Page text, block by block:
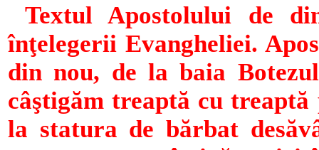
Textul Apostolului de
înţelegerii Evangheliei.
din nou, de la baia
câştigăm treaptă cu
la statura de bărbat